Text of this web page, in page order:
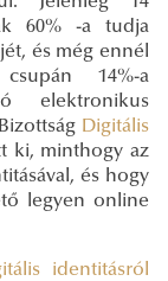
60% -a tudja
és még ennél
14%-a
elektronikus
Digitális
ki, minthogy az
és hogy
legyen online
identitásról